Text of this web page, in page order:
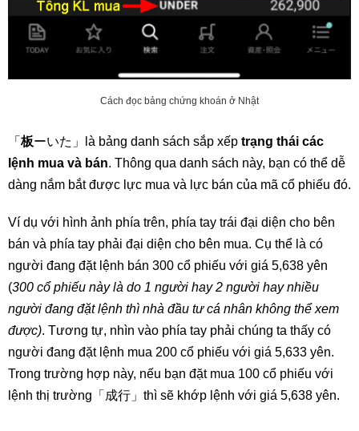
Cách đọc bảng chứng khoán ở Nhật
「 板ーいた」là bảng danh sách sắp xếp trạng thái các
lệnh mua và bán. Thông qua danh sách này, bạn có thể dễ
dàng nắm bắt được lực mua và lực bán của mã cổ phiếu đó.
Ví dụ với hình ảnh phía trên, phía tay trái đại diện cho bên
bán và phía tay phải đại diện cho bên mua. Cụ thể là có
người đang đặt lệnh bán 300 cổ phiếu với giá 5,638 yên
(300 cổ phiếu này là do 1 người hay 2 người hay nhiều
người đang đặt lệnh thì nhà đầu tư cá nhân không thể xem
được). Tương tự, nhìn vào phía tay phải chúng ta thấy có
người đang đặt lệnh mua 200 cổ phiếu với giá 5,633 yên.
Trong trường hợp này, nếu bạn đặt mua 100 cổ phiếu với
lệnh thị trường「成行」thì sẽ khớp lệnh với giá 5,638 yên.